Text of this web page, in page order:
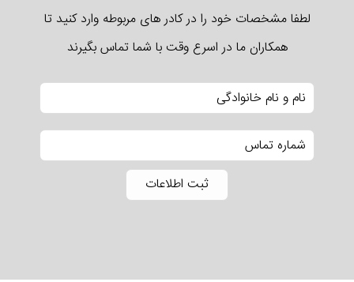
لطفا مشخصات خود را در کادر های مربوطه وارد کنید تا
همکاران ما در اسرع وقت با شما تماس بگیرند